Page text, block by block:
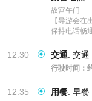
故宫午门
【导游会
保持电话畅
12:30 交通: 交通
行驶时间：
12:35 用餐: 早餐